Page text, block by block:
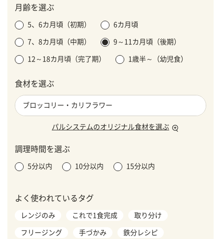
月齢を選ぶ
5、6カ月頃（初期） 6カ月頃
7、8カ月頃（中期） 9～11カ月頃（後期）
12～18カ月頃（完了期） 1歳半～（幼児食）
食材を選ぶ
パルシステムのオリジナル食材を選ぶ
調理時間を選ぶ
5分以内 10分以内 15分以内
よく使われているタグ
レンジのみ これで1食完成 取り分け
フリージング 手づかみ 鉄分レシピ